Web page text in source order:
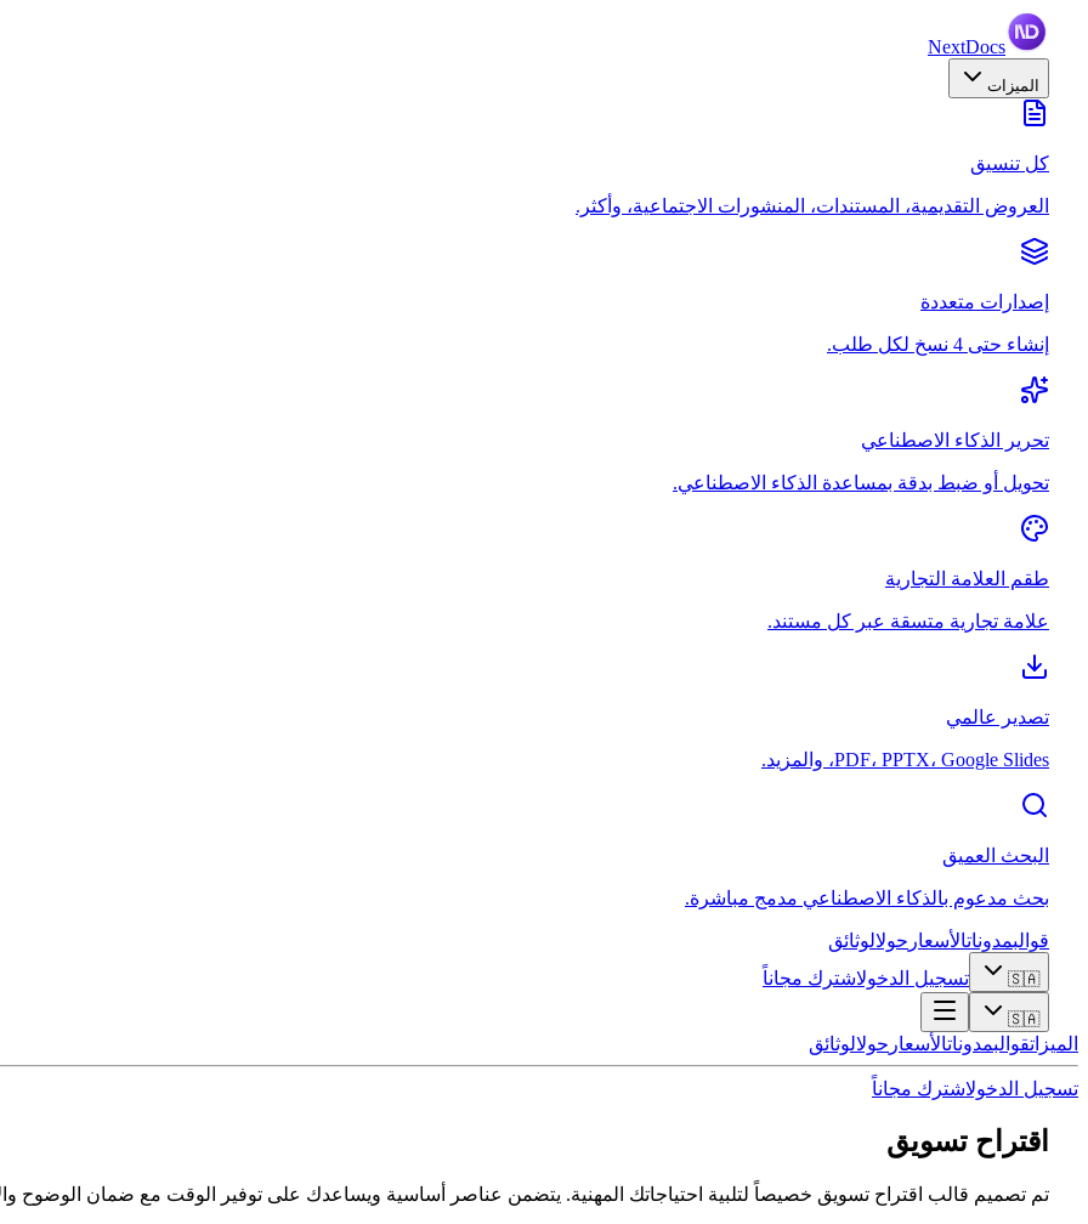
NextDocs
الميزات
كل تنسيق
العروض التقديمية، المستندات، المنشورات الاجتماعية، وأكثر.
إصدارات متعددة
إنشاء حتى 4 نسخ لكل طلب.
تحرير الذكاء الاصطناعي
تحويل أو ضبط بدقة بمساعدة الذكاء الاصطناعي.
طقم العلامة التجارية
علامة تجارية متسقة عبر كل مستند.
تصدير عالمي
PDF، PPTX، Google Slides، والمزيد.
البحث العميق
بحث مدعوم بالذكاء الاصطناعي مدمج مباشرة.
قوالبمدوناتالأسعار حولالوثائق
🇸🇦 تسجيل الدخولاشترك مجاناً
🇸🇦
الميزاتقوالبمدوناتالأسعار حولالوثائق
تسجيل الدخولاشترك مجاناً
اقتراح تسويق
تم تصميم قالب اقتراح تسويق خصيصاً لتلبية احتياجاتك المهنية. يتضمن عناصر أساسية ويساعدك على توفير الوقت مع ضمان الوضوح